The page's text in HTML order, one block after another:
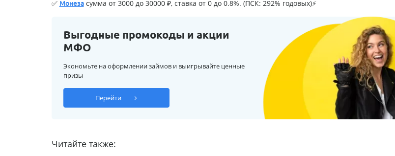
✅ Монезасумма от 3000 до 30000 ₽, ставка от 0 до 0.8%. (ПСК: 292% годовых)⚡
Выгодные промокоды и акции
МФО
Экономьте на оформлении займов и выигрывайте ценные
призы
Перейти
Читайте также: